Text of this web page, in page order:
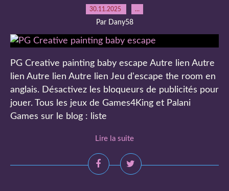
30.11.2025 …
Par Dany58
PG Creative painting baby escape Autre lien Autre
lien Autre lien Autre lien Jeu d'escape the room en
anglais. Désactivez les bloqueurs de publicités pour
jouer. Tous les jeux de Games4King et Palani
Games sur le blog : liste
Lire la suite